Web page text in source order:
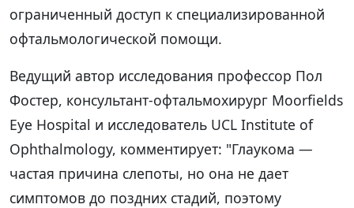
ограниченный доступ к специализированной
офтальмологической помощи.
Ведущий автор исследования профессор Пол
Фостер, консультант-офтальмохирург Moorfields
Eye Hospital и исследователь UCL Institute of
Ophthalmology, комментирует: "Глаукома —
частая причина слепоты, но она не дает
симптомов до поздних стадий, поэтому